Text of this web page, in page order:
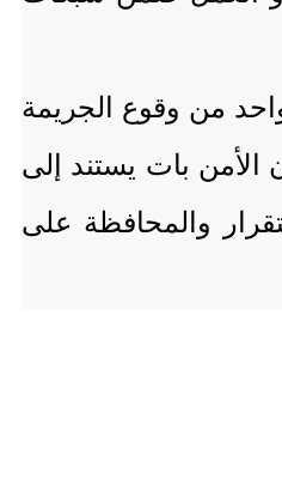
من وقوع الجريمة
الأمن بات يستند إلى
والمحافظة على